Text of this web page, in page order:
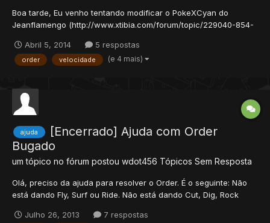
Boa tarde, Eu venho tentando modificar o PokeXCyan do
Jeanflamengo (http://www.xtibia.com/forum/topic/229040-854-
ele postou, os pokemons passaram a ficar mais rapidos quando
vc dá order e também quando eles tomam confusion eu c...
Abril 5, 2014 5 respostas
order velocidade (e 4 mais)
ajuda
[Encerrado] Ajuda com Order
Bugado
um tópico no fórum postou wdot456 Tópicos Sem Resposta
Olá, preciso da ajuda para resolver o Order. É o seguinte: Não
está dando Fly, Surf ou Ride. Não está dando Cut, Dig, Rock
Order.lua do lib action: Agora o da pasta lib: É para Base
Julho 26, 2013 7 respostas